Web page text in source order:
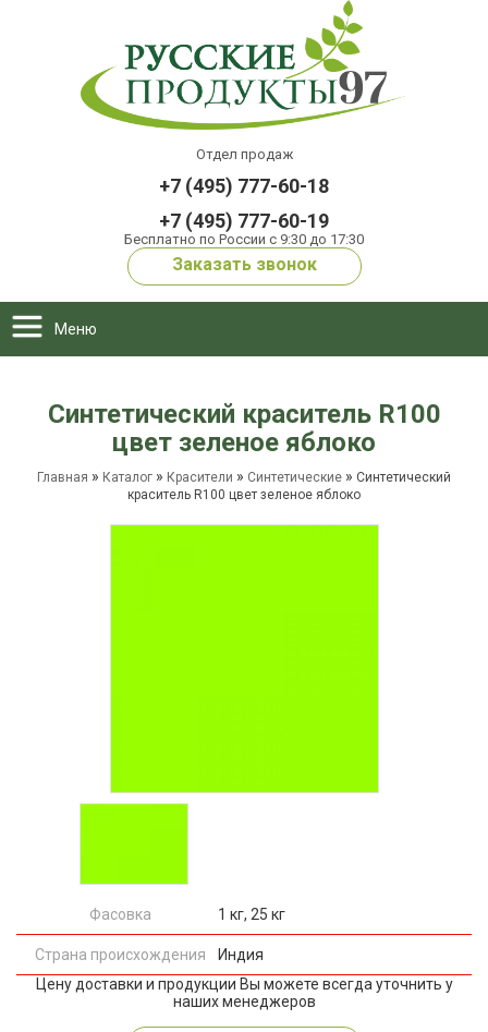
Отдел продаж
+7 (495) 777-60-18
+7 (495) 777-60-19
Бесплатно по России с 9:30 до 17:30
Заказать звонок
Меню
Синтетический краситель R100
цвет зеленое яблоко
Главная » Каталог » Красители » Синтетические » Синтетический
краситель R100 цвет зеленое яблоко
Фасовка 1 кг, 25 кг
Страна происхождения
Индия
Цену доставки и продукции Вы можете всегда уточнить у
наших менеджеров